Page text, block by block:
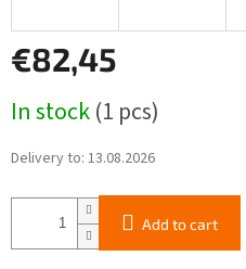
€82,45
price:
In stock(1 pcs)
Delivery to: 13.08.2026
Add to cart